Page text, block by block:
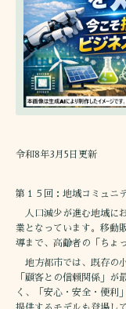
令和8年3月5日更新
第１５回：地域コミュニ
人口減少が進む地域に
業となっています。移動
導まで、高齢者の「ちょ
地方都市では、既存の
「顧客との信頼関係」が
く、「安心・安全・便利